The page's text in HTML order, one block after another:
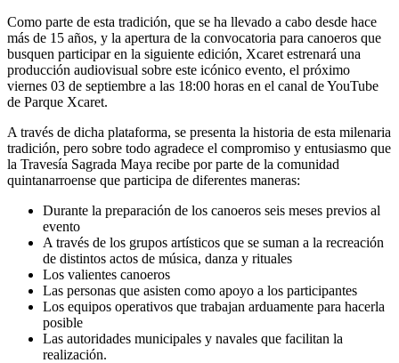
Como parte de esta tradición, que se ha llevado a cabo desde hace
más de 15 años, y la apertura de la convocatoria para canoeros que
busquen participar en la siguiente edición, Xcaret estrenará una
producción audiovisual sobre este icónico evento, el próximo
viernes 03 de septiembre a las 18:00 horas en el canal de YouTube
de Parque Xcaret.
A través de dicha plataforma, se presenta la historia de esta milenaria
tradición, pero sobre todo agradece el compromiso y entusiasmo que
la Travesía Sagrada Maya recibe por parte de la comunidad
quintanarroense que participa de diferentes maneras:
Durante la preparación de los canoeros seis meses previos al
evento
A través de los grupos artísticos que se suman a la recreación
de distintos actos de música, danza y rituales
Los valientes canoeros
Las personas que asisten como apoyo a los participantes
Los equipos operativos que trabajan arduamente para hacerla
posible
Las autoridades municipales y navales que facilitan la
realización.